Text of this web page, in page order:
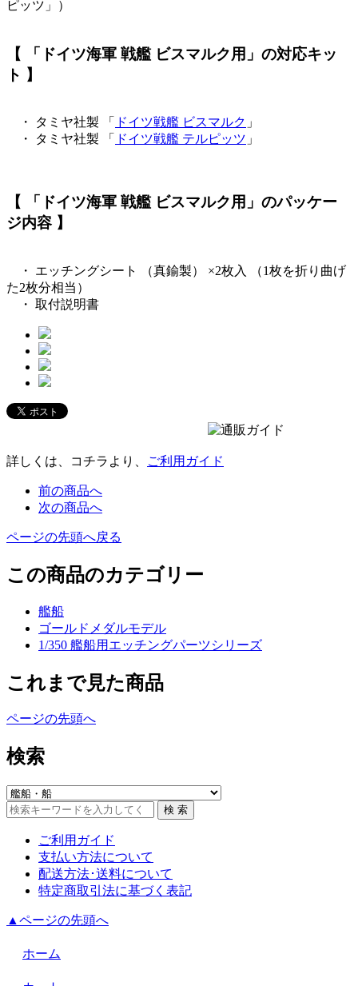
ピッツ」）
【 「ドイツ海軍 戦艦 ビスマルク用」の対応キッ
ト 】
・ タミヤ社製 「 ドイツ戦艦 ビスマルク 」
・ タミヤ社製 「
ドイツ戦艦 テルピッツ 」
【 「ドイツ海軍 戦艦 ビスマルク用」のパッケー
ジ内容 】
・ エッチングシート （真鍮製） ×2枚入 （1枚を折り曲げ
た2枚分相当）
・ 取付説明書
詳しくは、コチラより、 ご利用ガイド
前の商品へ
次の商品へ
ページの先頭へ戻る
この商品のカテゴリー
艦船
ゴールドメダルモデル
1/350 艦船用エッチングパーツシリーズ
これまで見た商品
ページの先頭へ
検索
ご利用ガイド
支払い方法について
配送方法･送料について
特定商取引法に基づく表記
▲ページの先頭へ
ホーム